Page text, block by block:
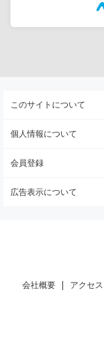
このサイトについて
個人情報について
会員登録
広告表示について
会社概要 アクセス